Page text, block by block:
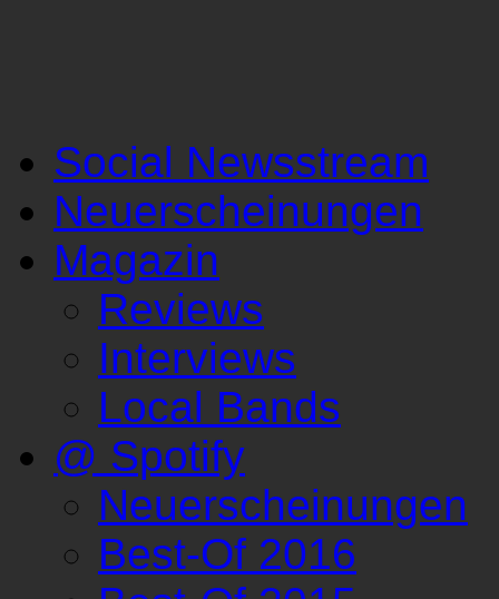
Social Newsstream
Neuerscheinungen
Magazin
Reviews
Interviews
Local Bands
@ Spotify
Neuerscheinungen
Best-Of 2016